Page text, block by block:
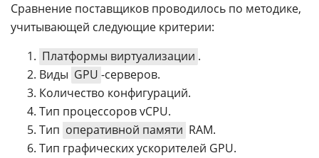
Сравнение поставщиков проводилось по методике,
учитывающей следующие критерии:
Платформы виртуализации .
Виды GPU -серверов.
Количество конфигураций.
Тип процессоров vCPU.
Тип оперативной памяти RAM.
Тип графических ускорителей GPU.